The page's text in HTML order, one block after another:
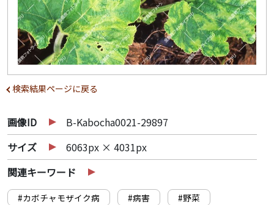
検索結果ページに戻る
画像ID
B-Kabocha0021-29897
サイズ
6063px × 4031px
関連キーワード
#カボチャモザイク病 #病害
#野菜